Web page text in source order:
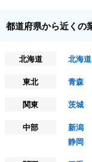
都道府県から近くの
北海道
北海道
東北
青森
関東
茨城
中部
新潟
静岡